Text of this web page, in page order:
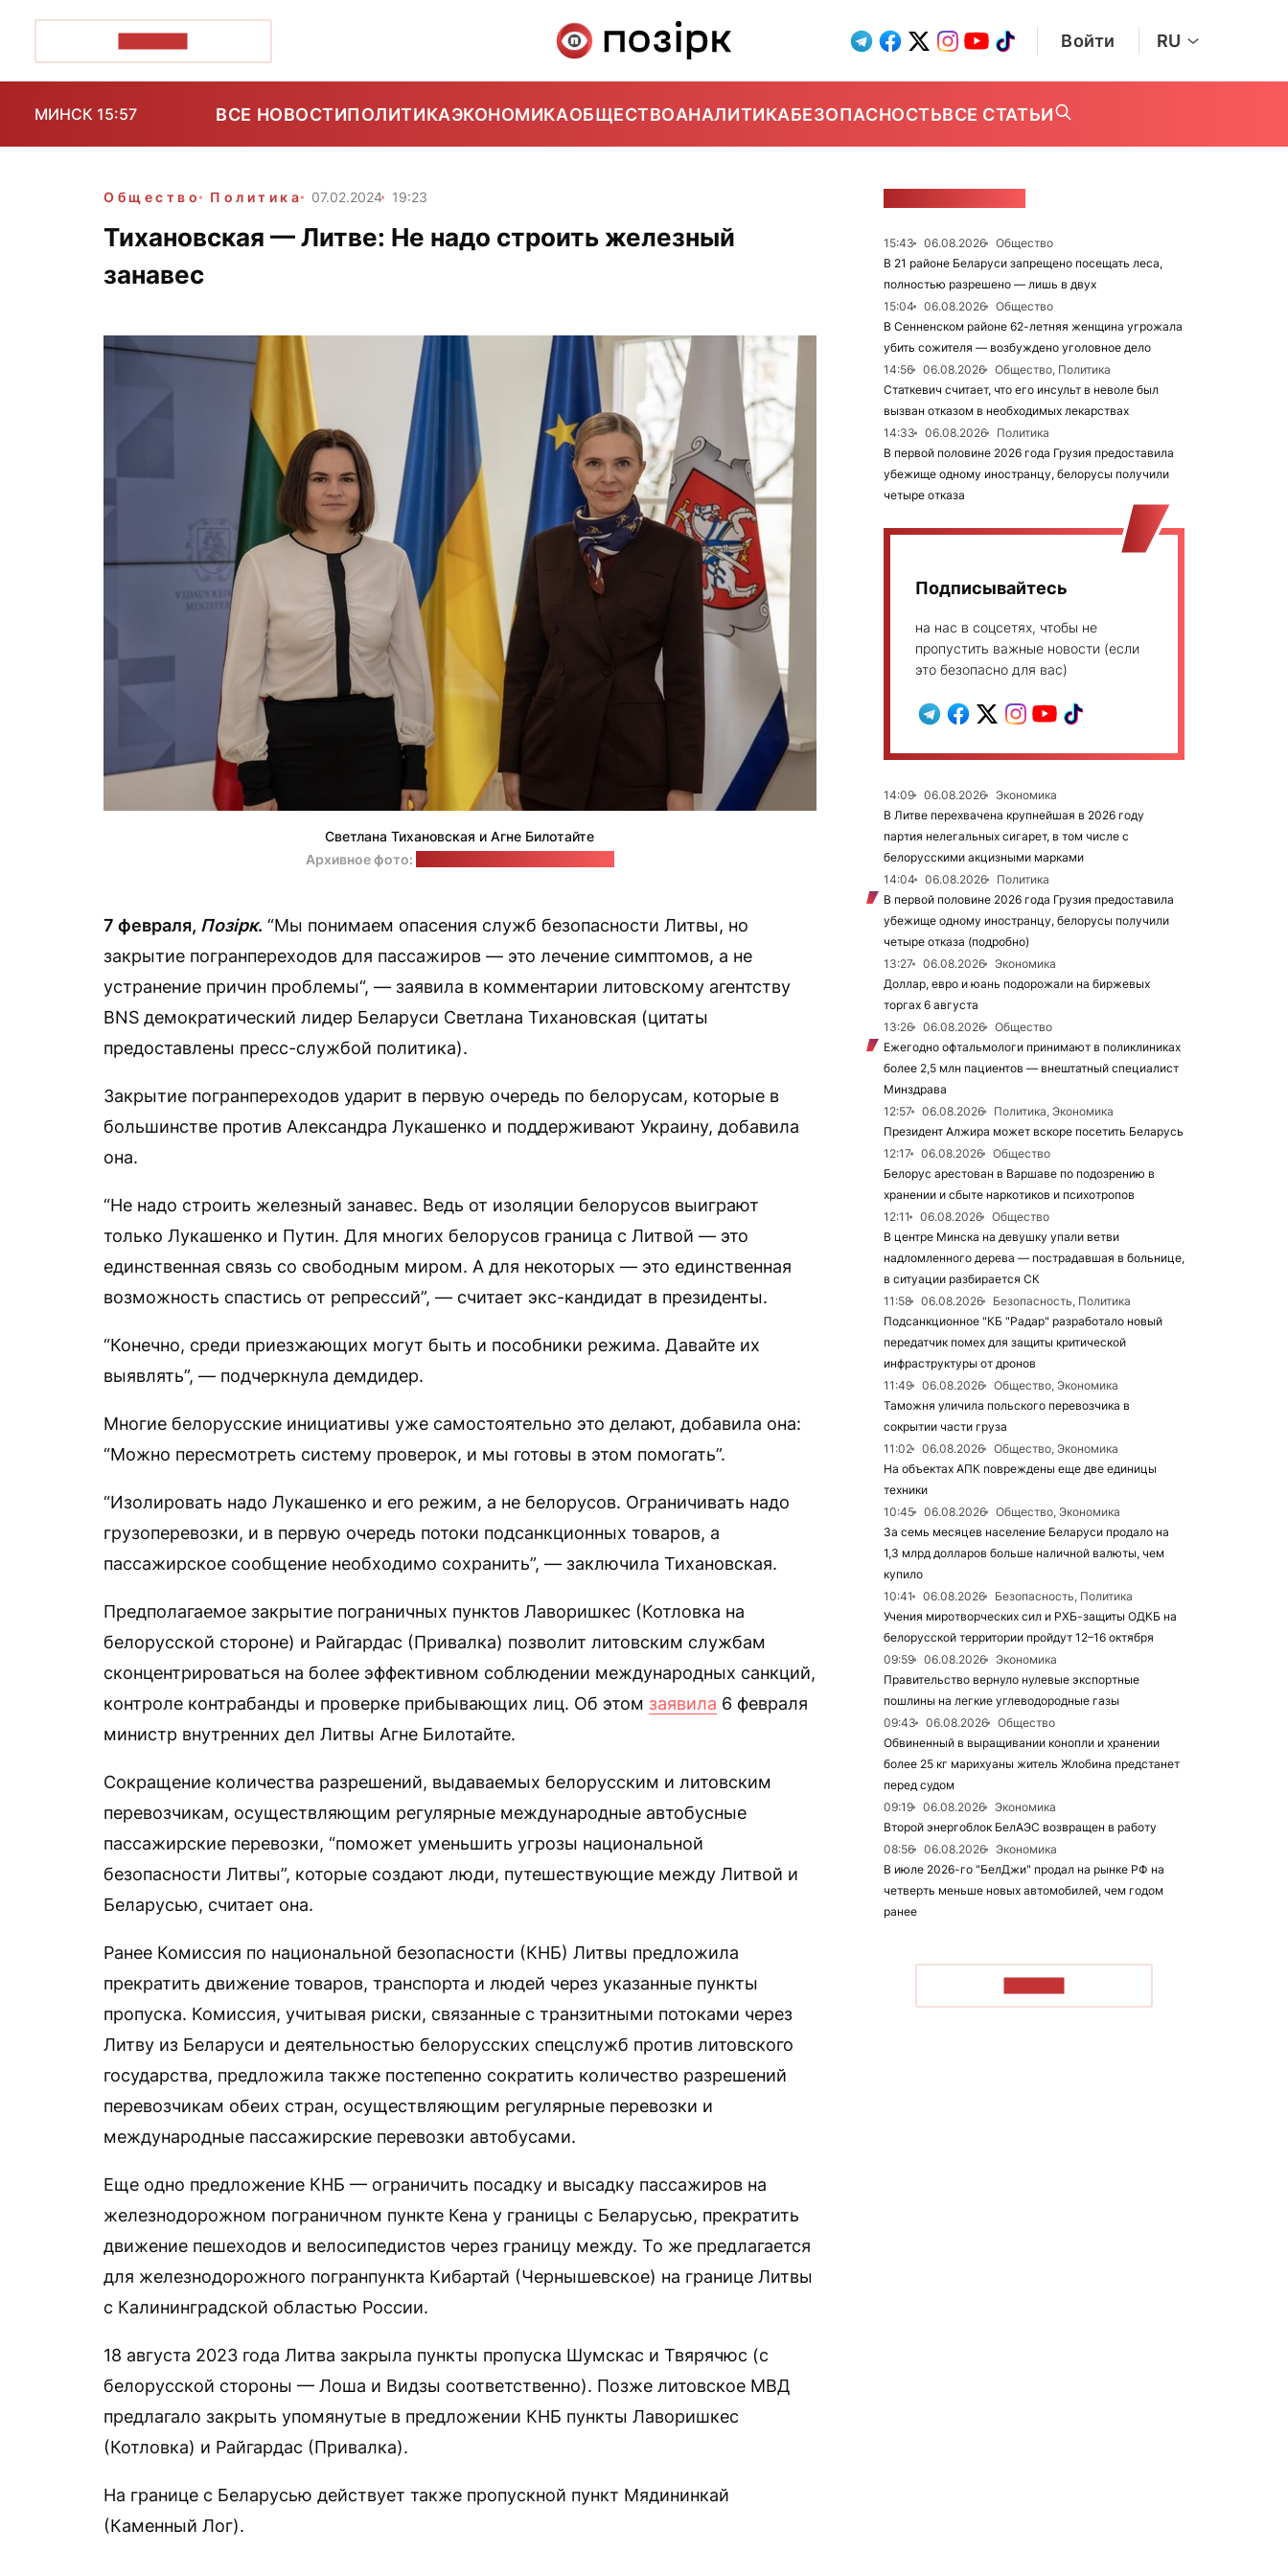
Войти RU
МИНСК 15:57 ВСЕ НОВОСТИПОЛИТИКАЭКОНОМИКАОБЩЕСТВОАНАЛИТИКАБЕЗОПАСНОСТЬВСЕ СТАТЬИ
Общество Политика 07.02.2024 19:23
Тихановская — Литве: Не надо строить железный
занавес
Светлана Тихановская и Агне Билотайте
Архивное фото:
7 февраля, Позірк. “Мы понимаем опасения служб безопасности Литвы, но
закрытие погранпереходов для пассажиров — это лечение симптомов, а не
устранение причин проблемы“, — заявила в комментарии литовскому агентству
BNS демократический лидер Беларуси Светлана Тихановская (цитаты
предоставлены пресс-службой политика).
Закрытие погранпереходов ударит в первую очередь по белорусам, которые в
большинстве против Александра Лукашенко и поддерживают Украину, добавила
она.
“Не надо строить железный занавес. Ведь от изоляции белорусов выиграют
только Лукашенко и Путин. Для многих белорусов граница с Литвой — это
единственная связь со свободным миром. А для некоторых — это единственная
возможность спастись от репрессий”, — считает экс-кандидат в президенты.
“Конечно, среди приезжающих могут быть и пособники режима. Давайте их
выявлять”, — подчеркнула демдидер.
Многие белорусские инициативы уже самостоятельно это делают, добавила она:
“Можно пересмотреть систему проверок, и мы готовы в этом помогать”.
“Изолировать надо Лукашенко и его режим, а не белорусов. Ограничивать надо
грузоперевозки, и в первую очередь потоки подсанкционных товаров, а
пассажирское сообщение необходимо сохранить”, — заключила Тихановская.
Предполагаемое закрытие пограничных пунктов Лаворишкес (Котловка на
белорусской стороне) и Райгардас (Привалка) позволит литовским службам
сконцентрироваться на более эффективном соблюдении международных санкций,
контроле контрабанды и проверке прибывающих лиц. Об этом заявила 6 февраля
министр внутренних дел Литвы Агне Билотайте.
Сокращение количества разрешений, выдаваемых белорусским и литовским
перевозчикам, осуществляющим регулярные международные автобусные
пассажирские перевозки, “поможет уменьшить угрозы национальной
безопасности Литвы”, которые создают люди, путешествующие между Литвой и
Беларусью, считает она.
Ранее Комиссия по национальной безопасности (КНБ) Литвы предложила
прекратить движение товаров, транспорта и людей через указанные пункты
пропуска. Комиссия, учитывая риски, связанные с транзитными потоками через
Литву из Беларуси и деятельностью белорусских спецслужб против литовского
государства, предложила также постепенно сократить количество разрешений
перевозчикам обеих стран, осуществляющим регулярные перевозки и
международные пассажирские перевозки автобусами.
Еще одно предложение КНБ — ограничить посадку и высадку пассажиров на
железнодорожном пограничном пункте Кена у границы с Беларусью, прекратить
движение пешеходов и велосипедистов через границу между. То же предлагается
для железнодорожного погранпункта Кибартай (Чернышевское) на границе Литвы
с Калининградской областью России.
18 августа 2023 года Литва закрыла пункты пропуска Шумскас и Твярячюс (с
белорусской стороны — Лоша и Видзы соответственно). Позже литовское МВД
предлагало закрыть упомянутые в предложении КНБ пункты Лаворишкес
(Котловка) и Райгардас (Привалка).
На границе с Беларусью действует также пропускной пункт Мядининкай
(Каменный Лог).
15:43 06.08.2026
Общество
В 21 районе Беларуси запрещено посещать леса,
полностью разрешено — лишь в двух
15:04
06.08.2026
Общество
В Сенненском районе 62-летняя женщина угрожала
убить сожителя — возбуждено уголовное дело
14:56
06.08.2026
Общество, Политика
Статкевич считает, что его инсульт в неволе был
вызван отказом в необходимых лекарствах
14:33
06.08.2026
Политика
В первой половине 2026 года Грузия предоставила
убежище одному иностранцу, белорусы получили
четыре отказа
Подписывайтесь
на нас в соцсетях, чтобы не
пропустить важные новости (если
это безопасно для вас)
14:09 06.08.2026
Экономика
В Литве перехвачена крупнейшая в 2026 году
партия нелегальных сигарет, в том числе с
белорусскими акцизными марками
14:04
06.08.2026
Политика
В первой половине 2026 года Грузия предоставила
убежище одному иностранцу, белорусы получили
четыре отказа (подробно)
13:27
06.08.2026
Экономика
Доллар, евро и юань подорожали на биржевых
торгах 6 августа
13:26
06.08.2026
Общество
Ежегодно офтальмологи принимают в поликлиниках
более 2,5 млн пациентов — внештатный специалист
Минздрава
12:57
06.08.2026
Политика, Экономика
Президент Алжира может вскоре посетить Беларусь
12:17
06.08.2026
Общество
Белорус арестован в Варшаве по подозрению в
хранении и сбыте наркотиков и психотропов
12:11
06.08.2026
Общество
В центре Минска на девушку упали ветви
надломленного дерева — пострадавшая в больнице,
в ситуации разбирается СК
11:58
06.08.2026
Безопасность, Политика
Подсанкционное "КБ "Радар" разработало новый
передатчик помех для защиты критической
инфраструктуры от дронов
11:49
06.08.2026
Общество, Экономика
Таможня уличила польского перевозчика в
сокрытии части груза
11:02
06.08.2026
Общество, Экономика
На объектах АПК повреждены еще две единицы
техники
10:45
06.08.2026
Общество, Экономика
За семь месяцев население Беларуси продало на
1,3 млрд долларов больше наличной валюты, чем
купило
10:41
06.08.2026
Безопасность, Политика
Учения миротворческих сил и РХБ-защиты ОДКБ на
белорусской территории пройдут 12–16 октября
09:59
06.08.2026
Экономика
Правительство вернуло нулевые экспортные
пошлины на легкие углеводородные газы
09:43
06.08.2026
Общество
Обвиненный в выращивании конопли и хранении
более 25 кг марихуаны житель Жлобина предстанет
перед судом
09:19
06.08.2026
Экономика
Второй энергоблок БелАЭС возвращен в работу
08:56
06.08.2026
Экономика
В июле 2026-го "БелДжи" продал на рынке РФ на
четверть меньше новых автомобилей, чем годом
ранее